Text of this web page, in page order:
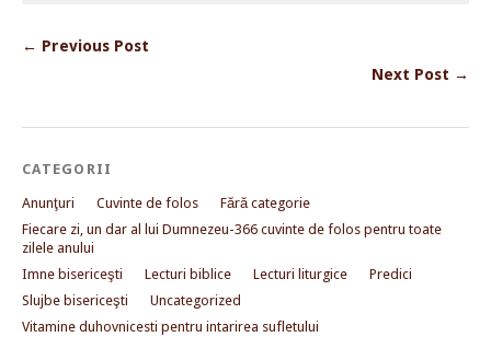
← Previous Post
Next Post →
CATEGORII
Anunţuri Cuvinte de folos
Fără categorie
Fiecare zi, un dar al lui Dumnezeu-366 cuvinte de folos pentru toate
zilele anului
Imne bisericeşti
Lecturi biblice Lecturi liturgice
Predici
Slujbe bisericeşti
Uncategorized
Vitamine duhovnicesti pentru intarirea sufletului